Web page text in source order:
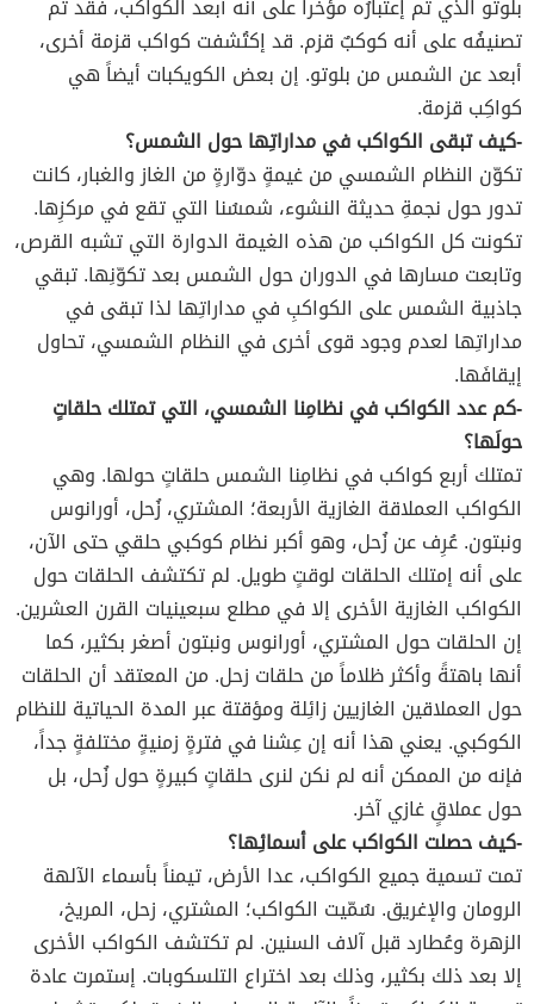
بلوتو الذي تم إعتبارُه مؤخراً على أنه أبعد الكواكب، فقد تم
تصنيفُه على أنه كوكبٌ قزم. قد إكتُشفت كواكب قزمة أخرى،
أبعد عن الشمس من بلوتو. إن بعض الكويكبات أيضاً هي
كواكِب قزمة.
-كيف تبقى الكواكب في مداراتِها حول الشمس؟
تكوّن النظام الشمسي من غيمةٍ دوّارةٍ من الغاز والغبار، كانت
تدور حول نجمةِ حديثة النشوء، شمسُنا التي تقع في مركزِها.
تكونت كل الكواكب من هذه الغيمة الدوارة التي تشبه القرص،
وتابعت مسارها في الدوران حول الشمس بعد تكوّنِها. تبقي
جاذبية الشمس على الكواكبِ في مداراتِها لذا تبقى في
مداراتِها لعدم وجود قوى أخرى في النظام الشمسي، تحاول
إيقافَها.
-كم عدد الكواكب في نظامِنا الشمسي، التي تمتلك حلقاتٍ
حولَها؟
تمتلك أربع كواكب في نظامِنا الشمس حلقاتٍ حولها. وهي
الكواكب العملاقة الغازية الأربعة؛ المشتري، زُحل، أورانوس
ونبتون. عُرِف عن زُحل، وهو أكبر نظام كوكبي حلقي حتى الآن،
على أنه إمتلك الحلقات لوقتٍ طويل. لم تكتشف الحلقات حول
الكواكب الغازية الأخرى إلا في مطلع سبعينيات القرن العشرين.
إن الحلقات حول المشتري، أورانوس ونبتون أصغر بكثير، كما
أنها باهتةً وأكثر ظلاماً من حلقات زحل. من المعتقد أن الحلقات
حول العملاقين الغازيين زائِلة ومؤقتة عبر المدة الحياتية للنظام
الكوكبي. يعني هذا أنه إن عِشنا في فترةٍ زمنيةٍ مختلفةٍ جداً،
فإنه من الممكن أنه لم نكن لنرى حلقاتٍ كبيرةٍ حول زُحل، بل
حول عملاقٍ غازي آخر.
-كيف حصلت الكواكب على أسمائِها؟
تمت تسمية جميع الكواكب، عدا الأرض، تيمناً بأسماء الآلهة
الرومان والإغريق. سُمّيت الكواكب؛ المشتري، زحل، المريخ،
الزهرة وعُطارد قبل آلاف السنين. لم تكتشف الكواكب الأخرى
إلا بعد ذلك بكثير، وذلك بعد اختراع التلسكوبات. إستمرت عادة